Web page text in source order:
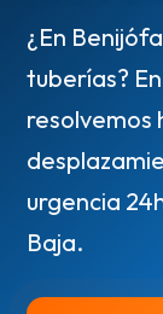
¿En
tuberías?
resolvemos
urgencia
Baja.